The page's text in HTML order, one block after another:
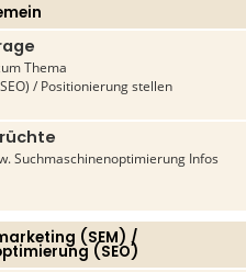
Thema
/ Positionierung stellen
Suchmaschinenoptimierung Infos
(SEM) /
(SEO)